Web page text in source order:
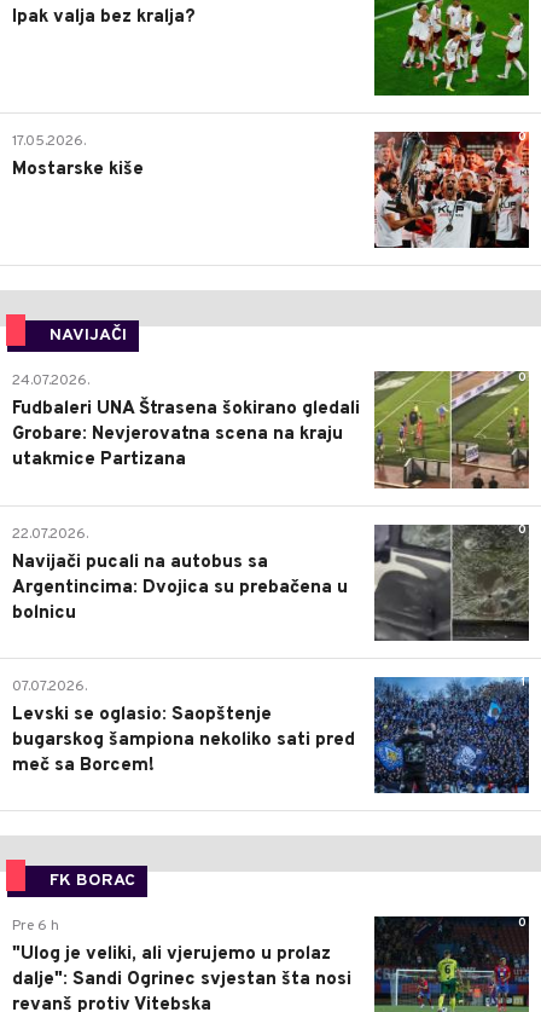
Ipak valja bez kralja?
0
17.05.2026.
Mostarske kiše
NAVIJAČI
0
24.07.2026.
Fudbaleri UNA Štrasena šokirano gledali
Grobare: Nevjerovatna scena na kraju
utakmice Partizana
0
22.07.2026.
Navijači pucali na autobus sa
Argentincima: Dvojica su prebačena u
bolnicu
1
07.07.2026.
Levski se oglasio: Saopštenje
bugarskog šampiona nekoliko sati pred
meč sa Borcem!
FK BORAC
0
Pre 6 h
"Ulog je veliki, ali vjerujemo u prolaz
dalje": Sandi Ogrinec svjestan šta nosi
revanš protiv Vitebska